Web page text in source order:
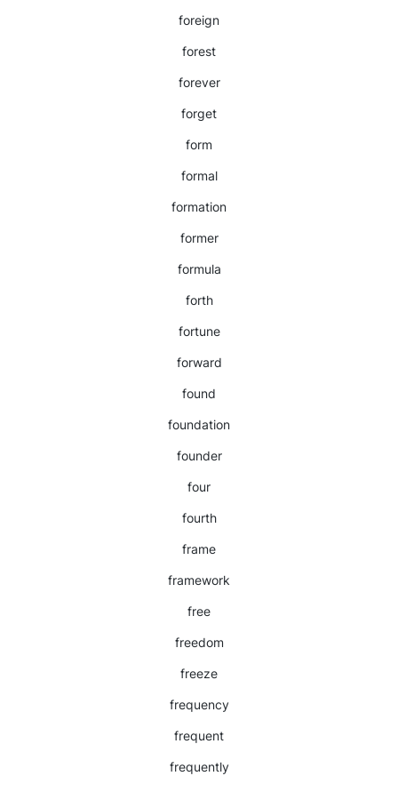
foreign
forest
forever
forget
form
formal
formation
former
formula
forth
fortune
forward
found
foundation
founder
four
fourth
frame
framework
free
freedom
freeze
frequency
frequent
frequently